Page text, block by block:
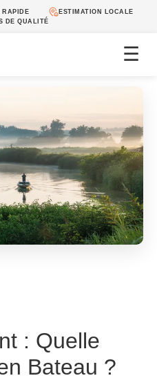
RAPIDE
ESTIMATION LOCALE
DE QUALITÉ
☰
: Quelle
Bateau ?